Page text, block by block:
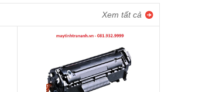
Xem tất cả